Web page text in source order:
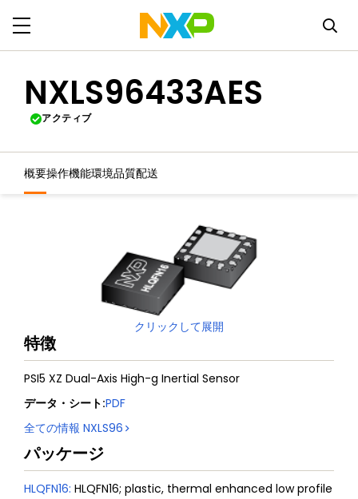
NXLS96433AES
アクティブ
概要操作機能環境品質配送
クリックして展開
特徴
PSI5 XZ Dual-Axis High-g Inertial Sensor
データ・シート:PDF
全ての情報 NXLS96
パッケージ
HLQFN16: HLQFN16; plastic, thermal enhanced low profile